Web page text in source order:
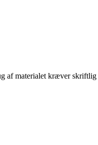
af materialet kræver skriftlig